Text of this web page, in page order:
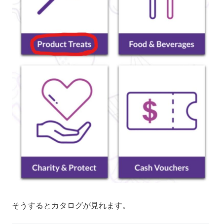
そうするとカタログが見れます。